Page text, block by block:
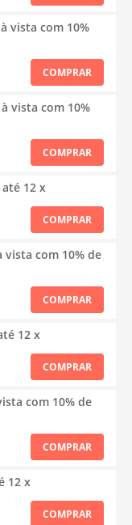
vista com 10%
COMPRAR
vista com 10%
COMPRAR
12 x
COMPRAR
com 10% de
COMPRAR
12 x
COMPRAR
com 10% de
COMPRAR
12 x
COMPRAR